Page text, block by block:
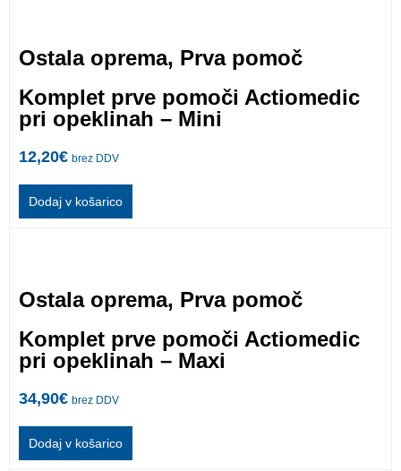
Ostala oprema, Prva pomoč
Komplet prve pomoči Actiomedic
pri opeklinah – Mini
12,20€ brez DDV
Dodaj v košarico
Ostala oprema, Prva pomoč
Komplet prve pomoči Actiomedic
pri opeklinah – Maxi
34,90€ brez DDV
Dodaj v košarico